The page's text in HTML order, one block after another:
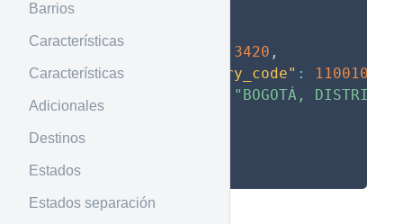
Barrios
Características
Características
Adicionales
Destinos
Estados
Estados separación
3420 ,
"registry_code" : 11001000
"BOGOTÁ, DISTRITO